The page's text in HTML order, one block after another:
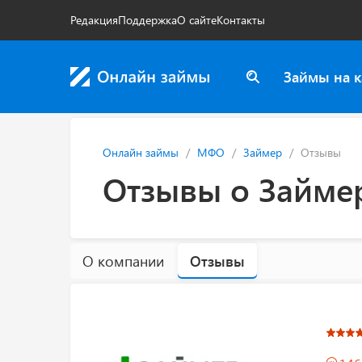
РедакцияПоддержкаО сайтеКонтакты
Займы на
Онлайн займы МФО Займер Отзывы
Отзывы о
О компании Отзывы